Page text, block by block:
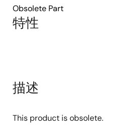
特性
Obsolete Part
描述
This product is obsolete.